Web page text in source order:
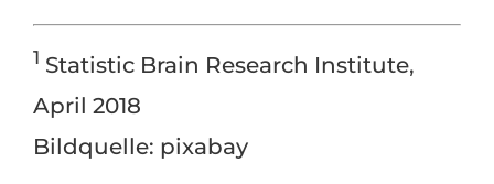
1 Statistic Brain Research Institute,
April 2018
Bildquelle: pixabay